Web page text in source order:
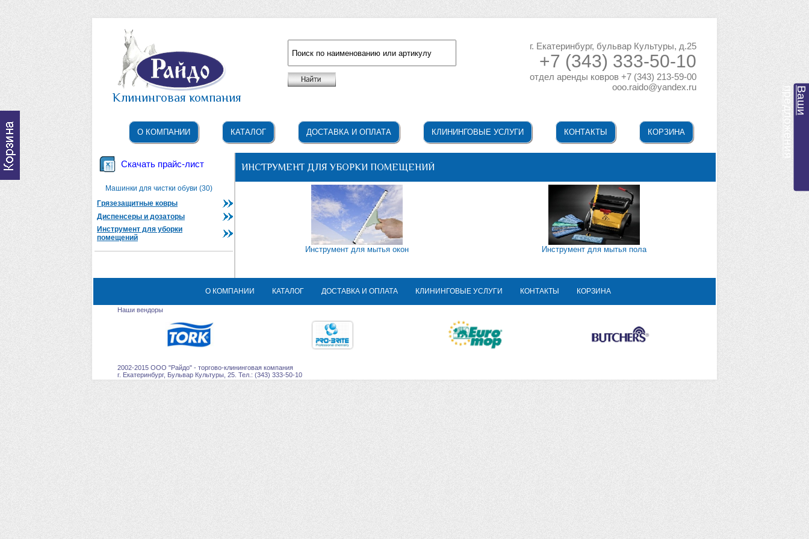
В
а
ш
и
п
р
е
д
л
о
ж
е
н
и
я
Клининговая компания
г. Екатеринбург, бульвар Культуры, д.25
+7 (343) 333-50-10
отдел аренды ковров +7 (343) 213-59-00
ooo.raido@yandex.ru
О КОМПАНИИ КАТАЛОГ ДОСТАВКА И ОПЛАТА КЛИНИНГОВЫЕ УСЛУГИ КОНТАКТЫ КОРЗИНА
Скачать прайс-лист
Машинки для чистки обуви (30)
Грязезащитные ковры
Диспенсеры и дозаторы
Инструмент для уборки
помещений
ИНСТРУМЕНТ ДЛЯ УБОРКИ ПОМЕЩЕНИЙ
Инструмент для мытья окон Инструмент для мытья пола
О КОМПАНИИ КАТАЛОГ ДОСТАВКА И ОПЛАТА КЛИНИНГОВЫЕ УСЛУГИ КОНТАКТЫ КОРЗИНА
Наши вендоры
2002-2015 ООО "Райдо" - торгово-клининговая компания
г. Екатеринбург, Бульвар Культуры, 25. Тел.: (343) 333-50-10